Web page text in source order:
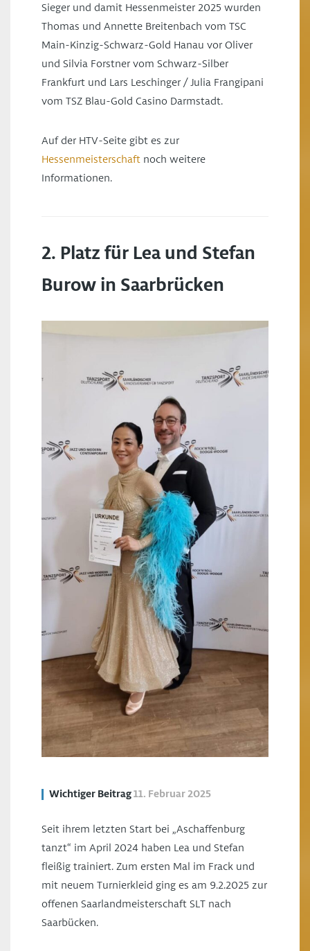
Sieger und damit Hessenmeister 2025 wurden
Thomas und Annette Breitenbach vom TSC
Main-Kinzig-Schwarz-Gold Hanau vor Oliver
und Silvia Forstner vom Schwarz-Silber
Frankfurt und Lars Leschinger / Julia Frangipani
vom TSZ Blau-Gold Casino Darmstadt.
Auf der HTV-Seite gibt es zur
Hessenmeisterschaft noch weitere
Informationen.
2. Platz für Lea und Stefan
Burow in Saarbrücken
Wichtiger Beitrag11. Februar 2025
Seit ihrem letzten Start bei „Aschaffenburg
tanzt“ im April 2024 haben Lea und Stefan
fleißig trainiert. Zum ersten Mal im Frack und
mit neuem Turnierkleid ging es am 9.2.2025 zur
offenen Saarlandmeisterschaft SLT nach
Saarbücken.